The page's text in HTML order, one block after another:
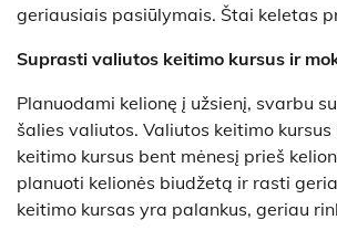
geriausiais pasiūlymais. Štai keletas
Suprasti valiutos keitimo kursus ir
Planuodami kelionę į užsienį, svarbu
šalies valiutos. Valiutos keitimo
keitimo kursus bent mėnesį prieš
planuoti kelionės biudžetą ir rasti
keitimo kursas yra palankus, geriau